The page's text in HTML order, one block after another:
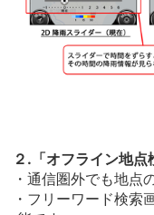
２.「オフライン地点
・通信圏外でも地点
・フリーワード検索